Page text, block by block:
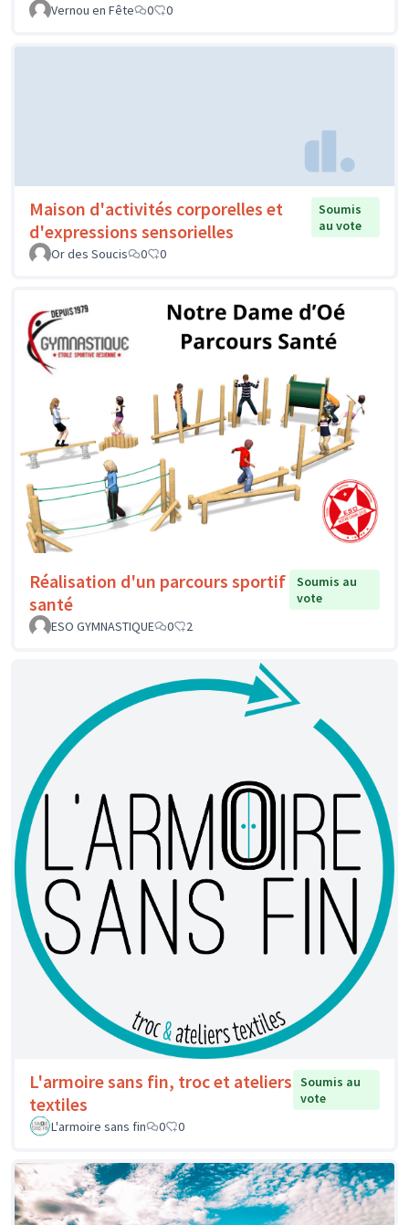
Vernou en Fête
0 0
Maison d'activités corporelles et
d'expressions sensorielles
Soumis
au vote
Or des Soucis
0 0
Réalisation d'un parcours sportif
santé
Soumis au
vote
ESO GYMNASTIQUE
0 2
L'armoire sans fin, troc et ateliers
textiles
Soumis au
vote
L'armoire sans fin
0 0